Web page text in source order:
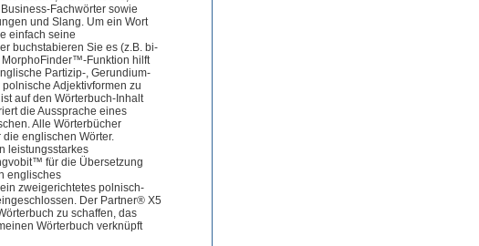
Fachwörter sowie
und Slang. Um ein Wort
einfach seine
buchstabieren Sie es (z.B. bi-
MorphoFinder™-Funktion hilft
Partizip-, Gerundium-
Adjektivformen zu
auf den Wörterbuch-Inhalt
die Aussprache eines
Alle Wörterbücher
englischen Wörter.
leistungsstarkes
für die Übersetzung
englisches
zweigerichtetes polnisch-
Der Partner® X5
zu schaffen, das
Wörterbuch verknüpft